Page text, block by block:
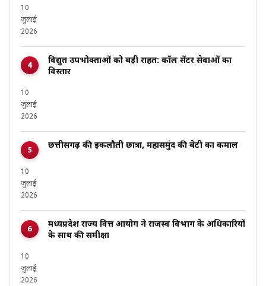
10
जुलाई
2026
विद्युत उपभोक्ताओं को बड़ी राहत: कॉल सेंटर सेवाओं का
विस्तार
10
जुलाई
2026
छत्तीसगढ़ की इकलौती छात्रा, महासमुंद की बेटी का कमाल
10
जुलाई
2026
मध्यप्रदेश राज्य वित्त आयोग ने राजस्व विभाग के अधिकारियों
के साथ की समीक्षा
10
जुलाई
2026